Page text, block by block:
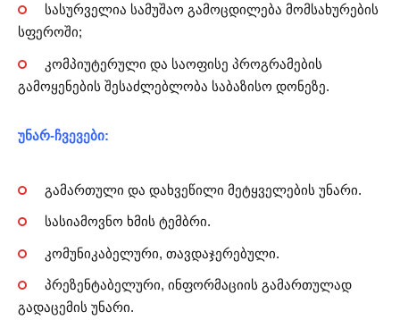
სასურველია სამუშაო გამოცდილება მომსახურების
სფეროში;
კომპიუტერული და საოფისე პროგრამების
გამოყენების შესაძლებლობა საბაზისო დონეზე.
უნარ-ჩვევები:
გამართული და დახვეწილი მეტყველების უნარი.
სასიამოვნო ხმის ტემბრი.
კომუნიკაბელური, თავდაჯერებული.
პრეზენტაბელური, ინფორმაციის გამართულად
გადაცემის უნარი.